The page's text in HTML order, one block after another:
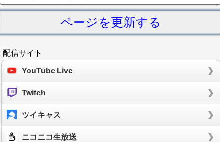
ページを更新する
配信サイト
YouTube Live
Twitch
ツイキャス
ニコニコ生放送